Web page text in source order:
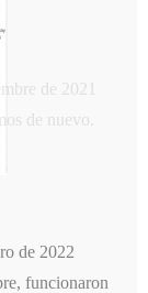
de 2022
funcionaron
de 2021
de nuevo.